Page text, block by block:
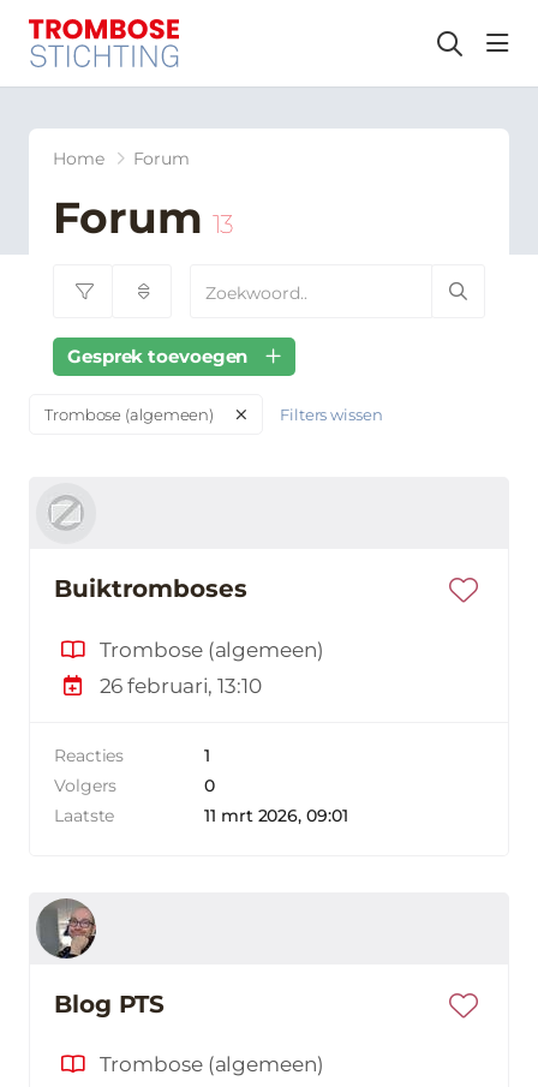
Home Forum
Forum 13
Gesprek toevoegen
Trombose (algemeen) Filters wissen
Buiktromboses
Trombose (algemeen)
26 februari, 13:10
Reacties
1
Volgers
0
Laatste
11 mrt 2026, 09:01
Blog PTS
Trombose (algemeen)